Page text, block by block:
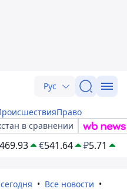
Рус
Право
в сравнении
469.93 €541.64 ₽5.71
Все новости